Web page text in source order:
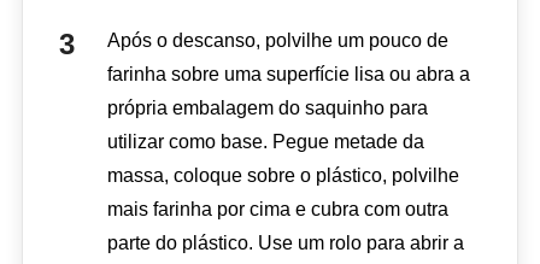
Após o descanso, polvilhe um pouco de
farinha sobre uma superfície lisa ou abra a
própria embalagem do saquinho para
utilizar como base. Pegue metade da
massa, coloque sobre o plástico, polvilhe
mais farinha por cima e cubra com outra
parte do plástico. Use um rolo para abrir a